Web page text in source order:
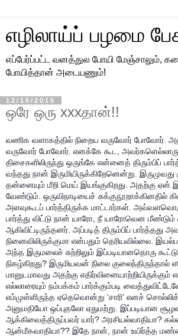
எழிலாய்ப் பழமை
எப்பேர்ப்பட்ட வனத்துல போயி மேஞ்சாலும்,
போயித்தான் அடையணும்!
12/15/2015
ஒரே ஒரு xxxதான்!!
வணிக வளாகத்தில் நிறைய வருவோர் போவோர்.
வருவோர் போவோர். எனக்கே கூட,
திசைகளிலிருந்து ஒருங்கே என்னைத் திரும்பிப்
வந்தது நான் இருமியிருக்கிறேனென்று.
தன்னையும் மீறி மெய் இயங்குகிறது. அதற்கு ஏன்
வேண்டும். ஒருவிநாடியைச் சுக்குநூறாக்கினதில்
அளவுகூடப் பார்த்திருக்க மாட்டார்கள்.
பார்த்து விட்டு நான் யாரோ, நீ யாரோவென
ஆகிவிட்டிருந்தனர். அப்படித் திரும்பிப் பார்த்தது
நினைவிலிருக்குமா என்பதும் தெரியவில்லை.
அந்த இருமலைச் சுற்றிலும் இப்படியானதொரு
நிகழ்கிறது? இருமியவன் நிலை
மானுடமாவது அதற்கு
எல்லாரையும் நம்பக்கம் பார்க்கும்படி
எம்முள்ளிருந்த ஏதெவொன்று ‘சாரி’ எனச்
அனுமதியோ ஒப்புதலோ ஏதுமற்று. இப்படியான
ஆக்கிவைத்திருப்பவர் யார்? அரசியல்வாதியா?
ஆன்மீகவாதியா?? இதே நான், நான் உயிர்த்த